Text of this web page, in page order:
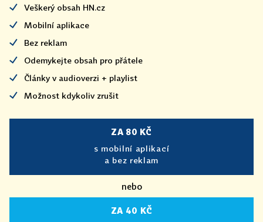
Veškerý obsah HN.cz
Mobilní aplikace
Bez reklam
Odemykejte obsah pro přátele
Články v audioverzi + playlist
Možnost kdykoliv zrušit
ZA 80 KČ
s mobilní aplikací
a bez reklam
nebo
ZA 40 KČ